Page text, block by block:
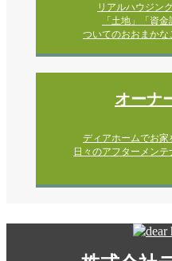
リアルハウジン
「土地」「資
ついてのおおまかな
オーナ
ディアホームでお家
日々のアフターメンテ